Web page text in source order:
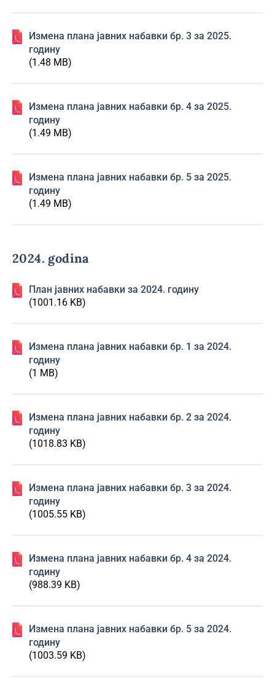
Изменa плана јавних набавки бр. 3 за 2025.
годину
(1.48 MB)
Изменa плана јавних набавки бр. 4 за 2025.
годину
(1.49 MB)
Изменa плана јавних набавки бр. 5 за 2025.
годину
(1.49 MB)
2024. godina
План јавних набавки за 2024. годину
(1001.16 KB)
Изменa плана јавних набавки бр. 1 за 2024.
годину
(1 MB)
Изменa плана јавних набавки бр. 2 за 2024.
годину
(1018.83 KB)
Изменa плана јавних набавки бр. 3 за 2024.
годину
(1005.55 KB)
Изменa плана јавних набавки бр. 4 за 2024.
годину
(988.39 KB)
Изменa плана јавних набавки бр. 5 за 2024.
годину
(1003.59 KB)